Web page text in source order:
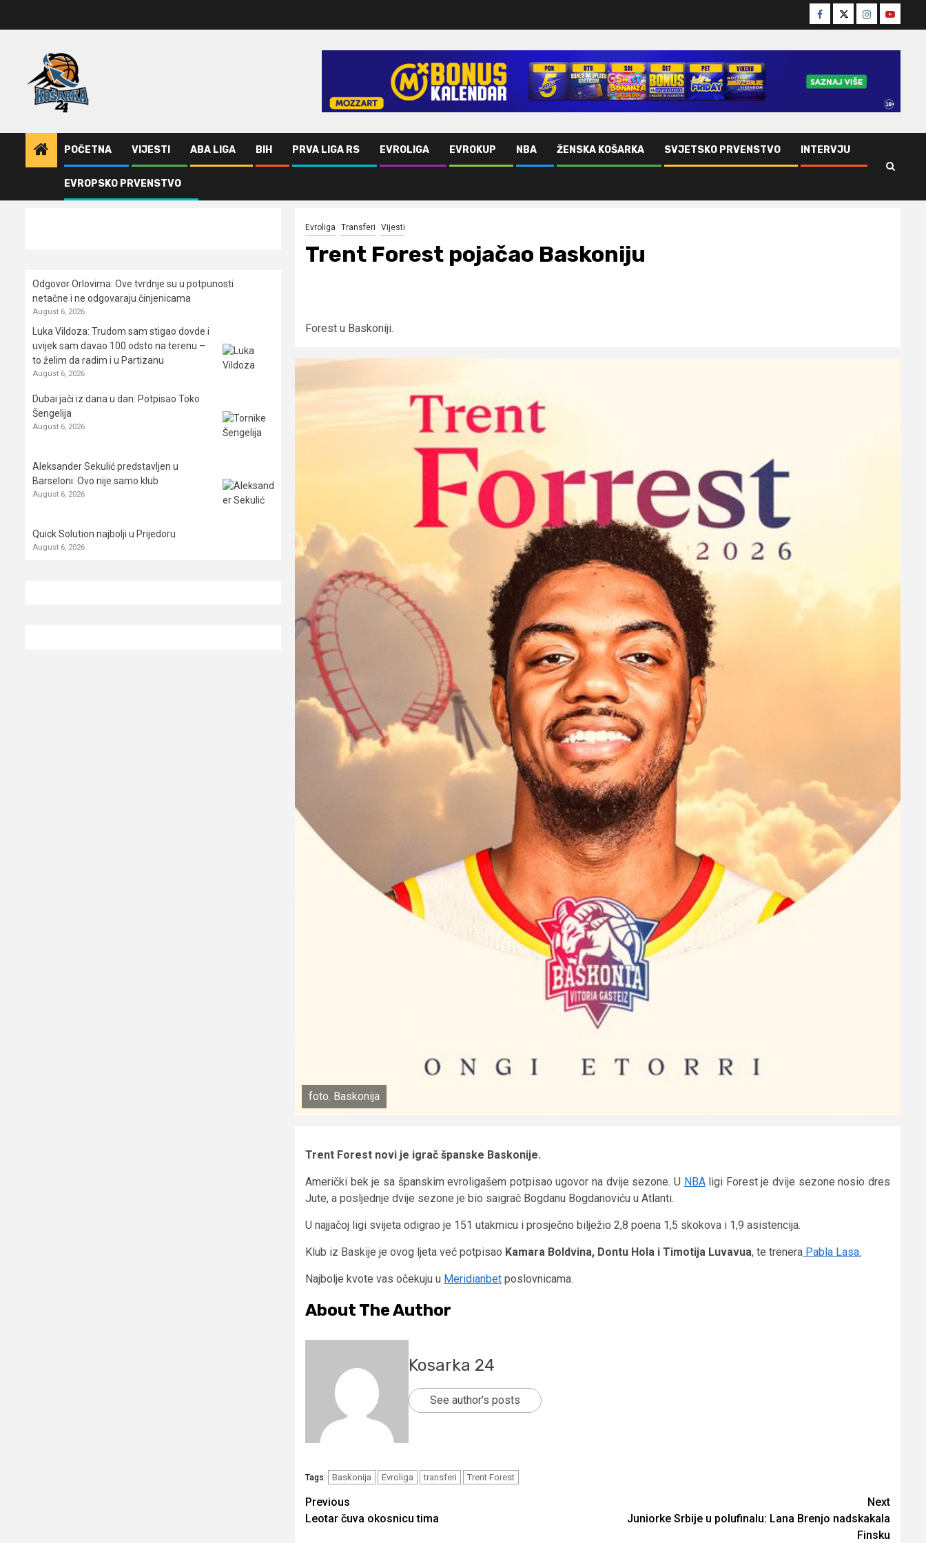
Facebook
TwitterInstagram
Youtube
POČETNA VIJESTI ABA LIGA BIH PRVA LIGA RS EVROLIGA EVROKUP NBA ŽENSKA KOŠARKA SVJETSKO PRVENSTVO INTERVJU
EVROPSKO PRVENSTVO
Evroliga Trent Forest pojačao Baskoniju
Evroliga Transferi Vijesti
Trent Forest pojačao Baskoniju
Forest u Baskoniji.
foto. Baskonija
Trent Forest novi je igrač španske Baskonije.
Američki bek je sa španskim evroligašem potpisao ugovor na dvije sezone. U NBAligi Forest je dvije sezone nosio dres
Jute, a posljednje dvije sezone je bio saigrač Bogdanu Bogdanoviću u Atlanti.
U najjačoj ligi svijeta odigrao je 151 utakmicu i prosječno bilježio 2,8 poena 1,5 skokova i 1,9 asistencija.
Klub iz Baskije je ovog ljeta već potpisao Kamara Boldvina, Dontu Hola i Timotija Luvavua, te trenera Pabla Lasa.
Najbolje kvote vas očekuju u Meridianbet poslovnicama.
About The Author
Kosarka 24
See author's posts
Tags: Baskonija Evroliga transferi Trent Forest
Continue
Reading
Previous
Leotar čuva okosnicu tima
Next
Juniorke Srbije u polufinalu: Lana Brenjo nadskakala
Finsku
Odgovor Orlovima: ​Ove tvrdnje su u potpunosti
netačne i ne odgovaraju činjenicama
August 6, 2026
Luka Vildoza: Trudom sam stigao dovde i
uvijek sam davao 100 odsto na terenu –
to želim da radim i u Partizanu
August 6, 2026
Dubai jači iz dana u dan: Potpisao Toko
Šengelija
August 6, 2026
Aleksander Sekulić predstavljen u
Barseloni: Ovo nije samo klub
August 6, 2026
Quick Solution najbolji u Prijedoru
August 6, 2026